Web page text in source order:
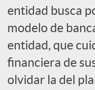
i
a
l
entidad busca
modelo de
entidad, que
financiera de
olvidar la del